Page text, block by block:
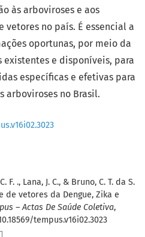
F. ., Lana, J. C., & Bruno, C. T. da S.
de vetores da Dengue, Zika e
– Actas De Saúde Coletiva,
tempus.v16i02.3023
às arboviroses e aos
vetores no país. É essencial a
oportunas, por meio da
existentes e disponíveis, para
específicas e efetivas para
arboviroses no Brasil.